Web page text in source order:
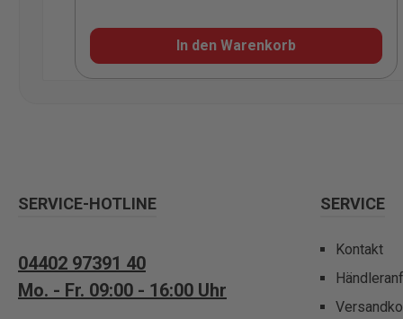
In den Warenkorb
SERVICE-HOTLINE
04402 97391 40
Mo. - Fr. 09:00 - 16:00 Uhr
SERVICE
Kontakt